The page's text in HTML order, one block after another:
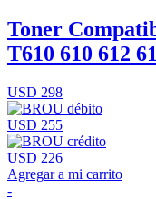
Toner
T610 610 612
USD 298
USD 255
USD 226
Agregar a mi carrito
-